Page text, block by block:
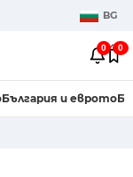
BG
0 0
България и еврото